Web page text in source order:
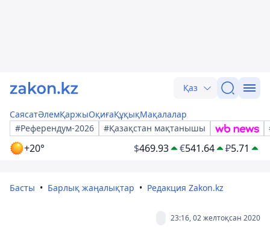
Қаз
СаясатӘлемҚаржыОқиғаҚұқықМақалалар
#Референдум-2026
#Қазақстан мақтанышы
+20° $469.93 €541.64 ₽5.71
Басты Барлық жаңалықтар Редакция Zakon.kz
23:16, 02 желтоқсан 2020